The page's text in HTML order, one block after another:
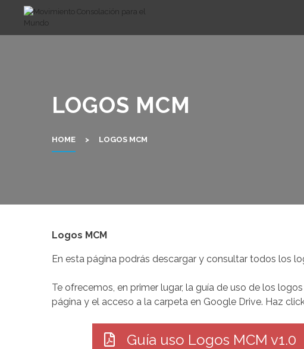
content
LOGOS MCM
HOME > LOGOS MCM
Logos MCM
En esta página podrás descargar y consultar todos los
Te ofrecemos, en primer lugar, la guía de uso de los
página y el acceso a la carpeta en Google Drive. Haz
Guía uso Logos MCM v1.0